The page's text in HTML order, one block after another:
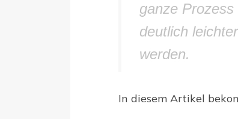
ganze
deutlich
werden.
In diesem Artikel